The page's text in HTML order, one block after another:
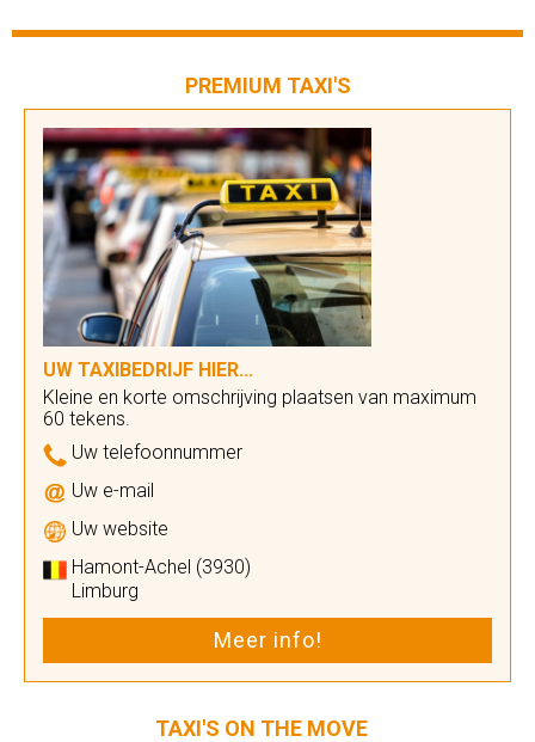
PREMIUM TAXI'S
UW TAXIBEDRIJF HIER...
Kleine en korte omschrijving plaatsen van maximum
60 tekens.
Uw telefoonnummer
Uw e-mail
Uw website
Hamont-Achel (3930)
Limburg
Meer info!
TAXI'S ON THE MOVE